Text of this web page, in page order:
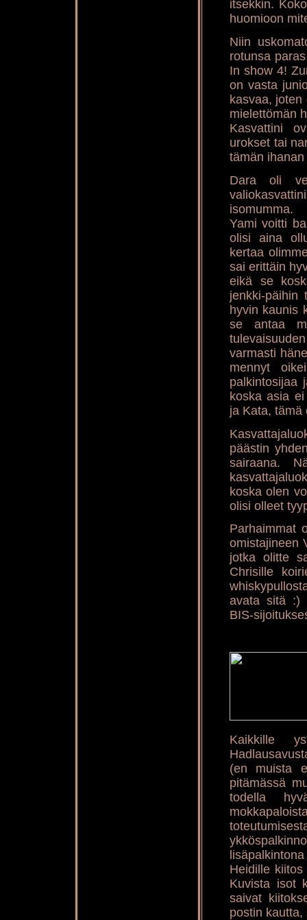
itsekkin.
huomioon
Niin
rotunsa
In show 4!
on vasta
kasvaa,
mielettömän
Kasvattini
urokset tai
tämän
Dara oli
isomumma.
Yami voitti
olisi aina
kertaa
sai erittäin
eikä se
jenkki-päihin
hyvin kaunis
se antaa
varmasti
mennyt
palkintosijaa
koska asia
ja Kata, tämä
päästin
sairaana.
koska olen
olisi olleet
Parhaimmat
omistajineen
jotka olitte
Chrisille
avata sitä :)
BIS-
Kaikkille
(en muista
pitämässä
todella
Heidille
Kuvista isot
saivat
postin